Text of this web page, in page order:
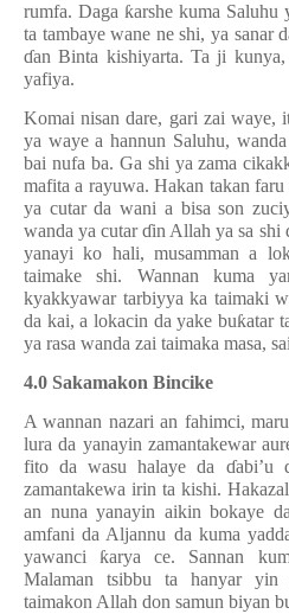
rumfa. Daga ƙarshe kuma Saluhu
ta tambaye wane ne shi, ya sanar
ɗan Binta kishiyarta. Ta ji
yafiya.
Komai nisan dare, gari zai waye,
ya waye a hannun Saluhu,
bai nufa ba. Ga shi ya zama
mafita a rayuwa. Hakan takan
ya cutar da wani a bisa son
wanda ya cutarɗin Allah ya sa shi
yanayi ko hali, musamman a
taimake shi. Wannan kuma
kyakkyawar tarbiyya ka taimaki
da kai, a lokacin da yake buƙatar
ya rasa wanda zai taimaka masa,
4.0 Sakamakon Bincike
A wannan nazari an fahimci,
lura da yanayin zamantakewar
fito da wasu halaye da ɗabi’u
zamantakewa irin ta kishi.
an nuna yanayin aikin bokaye
amfani da Aljannu da kuma
yawanci ƙarya ce. Sannan
Malaman tsibbu ta hanyar yin
taimakon Allah don samun biyan